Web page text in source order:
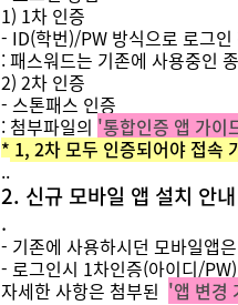
1) 1차 인증
- ID(학번)/PW 방식으로 로그인
: 패스워드는 기존에 사용중인
2) 2차 인증
- 스톤패스 인증
: 첨부파일의 '통합인증 앱 가이
* 1, 2차 모두 인증되어야 접속
..
2. 신규 모바일 앱 설치 안내
.
- 기존에 사용하시던 모바일앱
- 로그인시 1차인증(아이디/
자세한 사항은 첨부된 '앱 변경